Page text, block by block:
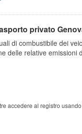
privato
di combustibile dei
delle relative emissioni
accedere al registro